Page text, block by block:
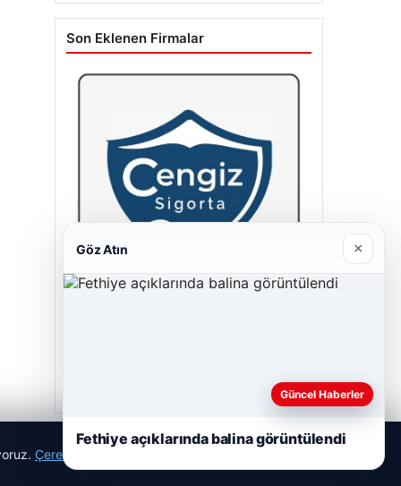
Son Eklenen Firmalar
Çerez Politikamız
Göz Atın ×
Güncel Haberler
Fethiye açıklarında balina görüntülendi